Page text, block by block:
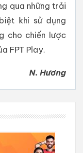
qua những trải
khi sử dụng
cho chiến lược
FPT Play.
N. Hương